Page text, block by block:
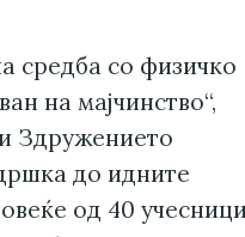
средба со физичко
на мајчинство“,
и Здружението
до идните
од 40 учесници